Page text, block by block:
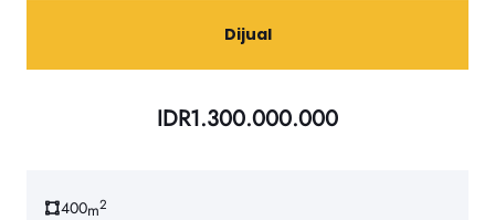
Dijual
IDR1.300.000.000
400m2